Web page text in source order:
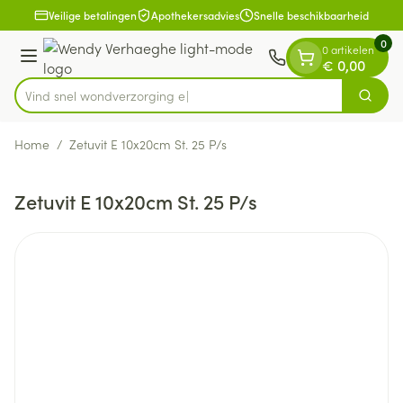
Ga naar de inhoud
1 van 1Veilige betalingen Apothekersadvies Snelle beschikbaarheid
Menu
Product, merk, categorie...
Vind snel wondverz Zoek
0 artikelen
€ 0,00
0
Home / Zetuvit E 10x20cm St. 25 P/s
Zetuvit E 10x20cm St. 25 P/s